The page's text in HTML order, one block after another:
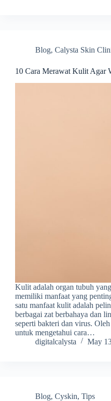
Blog, Calysta Skin
10 Cara Merawat Kulit Agar
Kulit adalah organ tubuh
memiliki manfaat yang
satu manfaat kulit adalah
berbagai zat berbahaya dan
seperti bakteri dan virus.
untuk mengetahui cara…
digitalcalysta
May
Blog, Cyskin, Tips